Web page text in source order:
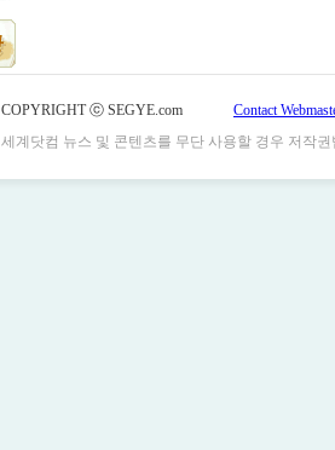
COPYRIGHT ⓒ SEGYE.com
Contact
세계닷컴 뉴스 및 콘텐츠를 무단 사용할 경우 저작